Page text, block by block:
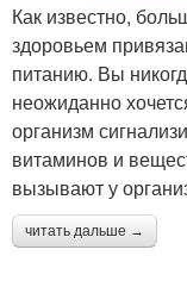
Как известно,
здоровьем
питанию. Вы
неожиданно
организм
витаминов и
вызывают у
читать дальше →